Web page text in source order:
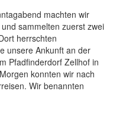
machten wir
sammelten zuerst zwei
herrschten
unsere Ankunft an der
Pfadfinderdorf Zellhof in
konnten wir nach
Wir benannten